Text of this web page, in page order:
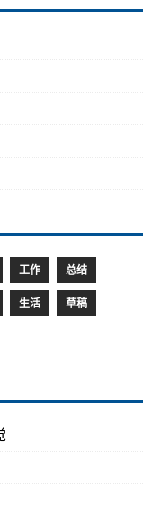
工作 总结
生活 草稿